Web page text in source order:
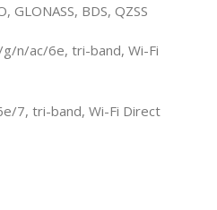
GLONASS, BDS, QZSS
n/ac/6e, tri-band, Wi-Fi
7, tri-band, Wi-Fi Direct